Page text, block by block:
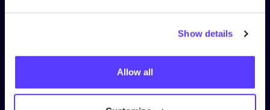
Show details
Allow all